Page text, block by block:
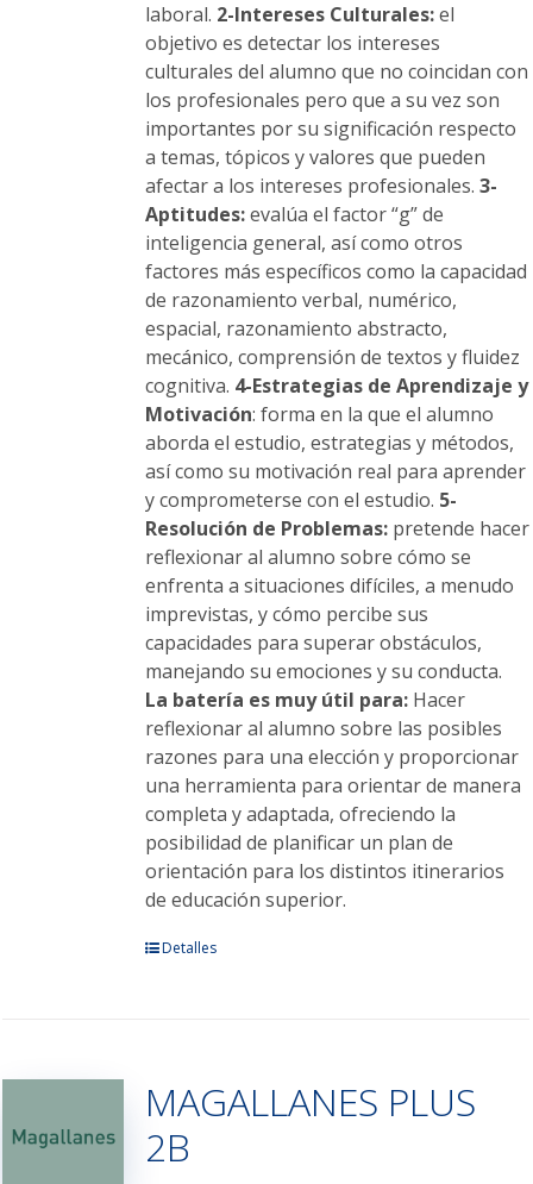
laboral. 2-Intereses Culturales:el
objetivo es detectar los intereses
culturales del alumno que no coincidan con
los profesionales pero que a su vez son
importantes por su significación respecto
a temas, tópicos y valores que pueden
afectar a los intereses profesionales. 3-
Aptitudes:evalúa el factor “g” de
inteligencia general, así como otros
factores más específicos como la capacidad
de razonamiento verbal, numérico,
espacial, razonamiento abstracto,
mecánico, comprensión de textos y fluidez
cognitiva. 4-Estrategias de Aprendizaje y
Motivación: forma en la que el alumno
aborda el estudio, estrategias y métodos,
así como su motivación real para aprender
y comprometerse con el estudio. 5-
Resolución de Problemas:pretende hacer
reflexionar al alumno sobre cómo se
enfrenta a situaciones difíciles, a menudo
imprevistas, y cómo percibe sus
capacidades para superar obstáculos,
manejando su emociones y su conducta.
La batería es muy útil para:Hacer
reflexionar al alumno sobre las posibles
razones para una elección y proporcionar
una herramienta para orientar de manera
completa y adaptada, ofreciendo la
posibilidad de planificar un plan de
orientación para los distintos itinerarios
de educación superior.
Este
Las
opciones
se
Detalles
MAGALLANES PLUS
2B